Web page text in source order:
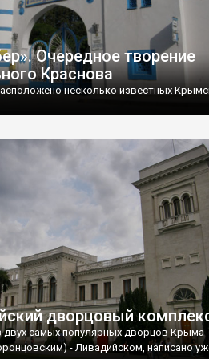
Очередное творение
Краснова
несколько известных
дворцовый
двух самых популярных дворцов Крыма
- Ливадийском, написано